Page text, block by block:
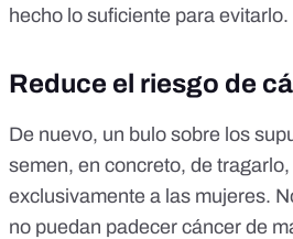
hecho lo suficiente para evitarlo.
Reduce el riesgo de
De nuevo, un bulo sobre los
semen, en concreto, de
exclusivamente a las mujeres.
no puedan padecer cáncer de